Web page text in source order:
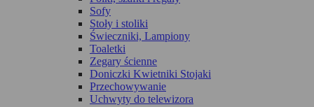
Sofy
Stoły i stoliki
Świeczniki, Lampiony
Toaletki
Zegary ścienne
Doniczki Kwietniki Stojaki
Przechowywanie
Uchwyty do telewizora